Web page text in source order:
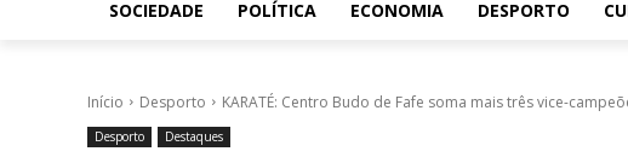
SOCIEDADE POLÍTICA ECONOMIA DESPORTO
Início Desporto KARATÉ: Centro Budo de Fafe soma mais três vice-
Desporto Destaques